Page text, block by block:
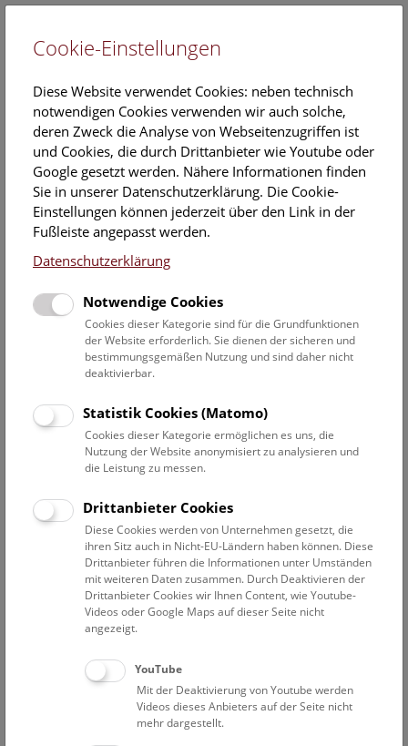
EN
WASSER TEILEN
20. April 2023
Kooperationsprojekt WASSER TEILEN bringt Expert*innen,
Kulturschaffende und Zivilgesellschaft in Dialog zum Thema
Trägerin des Neptun Staatspreises für Wasser in der
Kategorie Kunst 2023.
Pressetext Bilder
Das Volkskundemuseum Wien, das Naturhistorische
Museum Wien (NHM Wien) und die Universität für
Angewandte Kunst sind Gastgeber des großen
Dialogprojekts unter dem Titel WASSER TEILEN. Die
Veranstaltungen stehen im Rahmen der Partnerschaft
zwischen Österreich und der Schweiz in der Umsetzung
der Agenda 2030.
Der Umgang mit Wasser und Gewässern ist ein Thema,
das nach Hitzesommern, Winterdürren und
Überschwemmungen in Europa hochaktuell geworden ist
und dringend neu verhandelt werden muss. Auf globaler
Ebene war dies auch im Programm der UN-
Wasserkonferenz in New York im vergangenen Monat
Cookie-Einstellungen
Diese Website verwendet Cookies: neben technisch
notwendigen Cookies verwenden wir auch solche,
deren Zweck die Analyse von Webseitenzugriffen ist
und Cookies, die durch Drittanbieter wie Youtube oder
Google gesetzt werden. Nähere Informationen finden
Sie in unserer Datenschutzerklärung. Die Cookie-
Einstellungen können jederzeit über den Link in der
Fußleiste angepasst werden.
Datenschutzerklärung
Notwendige Cookies
Cookies dieser Kategorie sind für die Grundfunktionen
der Website erforderlich. Sie dienen der sicheren und
bestimmungsgemäßen Nutzung und sind daher nicht
deaktivierbar.
Statistik Cookies (Matomo)
Cookies dieser Kategorie ermöglichen es uns, die
Nutzung der Website anonymisiert zu analysieren und
die Leistung zu messen.
Drittanbieter Cookies
Diese Cookies werden von Unternehmen gesetzt, die
ihren Sitz auch in Nicht-EU-Ländern haben können. Diese
Drittanbieter führen die Informationen unter Umständen
mit weiteren Daten zusammen. Durch Deaktivieren der
Drittanbieter Cookies wir Ihnen Content, wie Youtube-
Videos oder Google Maps auf dieser Seite nicht
angezeigt.
YouTube
Mit der Deaktivierung von Youtube werden
Videos dieses Anbieters auf der Seite nicht
mehr dargestellt.